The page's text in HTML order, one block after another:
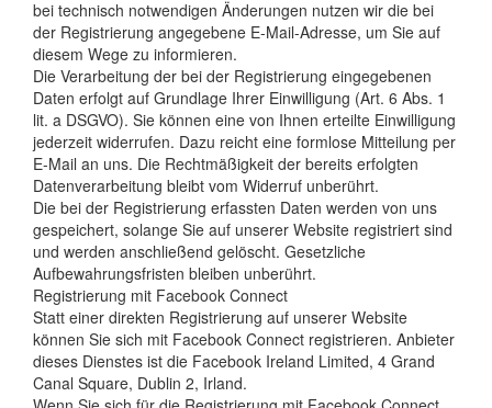
bei technisch notwendigen Änderungen nutzen wir die bei
der Registrierung angegebene E-Mail-Adresse, um Sie auf
diesem Wege zu informieren.
Die Verarbeitung der bei der Registrierung eingegebenen
Daten erfolgt auf Grundlage Ihrer Einwilligung (Art. 6 Abs. 1
lit. a DSGVO). Sie können eine von Ihnen erteilte Einwilligung
jederzeit widerrufen. Dazu reicht eine formlose Mitteilung per
E-Mail an uns. Die Rechtmäßigkeit der bereits erfolgten
Datenverarbeitung bleibt vom Widerruf unberührt.
Die bei der Registrierung erfassten Daten werden von uns
gespeichert, solange Sie auf unserer Website registriert sind
und werden anschließend gelöscht. Gesetzliche
Aufbewahrungsfristen bleiben unberührt.
Registrierung mit Facebook Connect
Statt einer direkten Registrierung auf unserer Website
können Sie sich mit Facebook Connect registrieren. Anbieter
dieses Dienstes ist die Facebook Ireland Limited, 4 Grand
Canal Square, Dublin 2, Irland.